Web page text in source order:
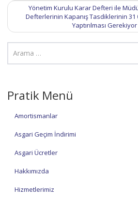
Yönetim Kurulu Karar Defteri ile
Defterlerinin Kapanış Tasdiklerinin 31
Yaptırılması Gerekiyor
Pratik Menü
Amortismanlar
Asgari Geçim İndirimi
Asgari Ücretler
Hakkımızda
Hizmetlerimiz